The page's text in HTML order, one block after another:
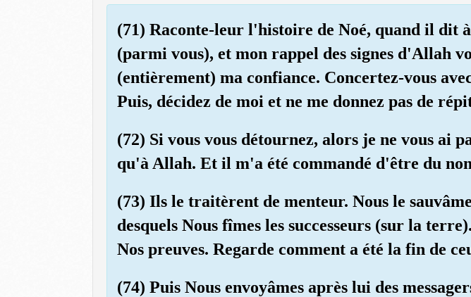
(71) Raconte-leur l'histoire de Noé, quand il dit
(parmi vous), et mon rappel des signes d'Allah
(entièrement) ma confiance. Concertez-vous
Puis, décidez de moi et ne me donnez pas de
(72) Si vous vous détournez, alors je ne vous ai
qu'à Allah. Et il m'a été commandé d'être du
(73) Ils le traitèrent de menteur. Nous le
desquels Nous fîmes les successeurs (sur la
Nos preuves. Regarde comment a été la fin de
(74) Puis Nous envoyâmes après lui des